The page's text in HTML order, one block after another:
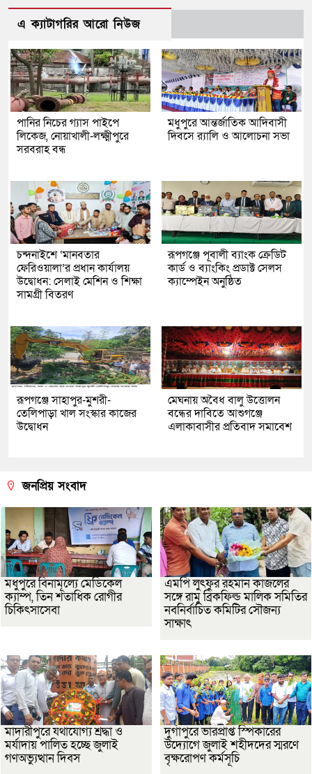
এ ক্যাটাগরির আরো নিউজ
পানির নিচের গ্যাস পাইপে
লিকেজ, নোয়াখালী-লক্ষ্মীপুরে
সরবরাহ বন্ধ
মধুপুরে আন্তর্জাতিক আদিবাসী
দিবসে র‍্যালি ও আলোচনা সভা
চন্দনাইশে ‘মানবতার
ফেরিওয়ালা’র প্রধান কার্যালয়
উদ্বোধন: সেলাই মেশিন ও শিক্ষা
সামগ্রী বিতরণ
রূপগঞ্জে পূবালী ব্যাংক ক্রেডিট
কার্ড ও ব্যাংকিং প্রডাক্ট সেলস
ক্যাম্পেইন অনুষ্ঠিত
রূপগঞ্জে সাহাপুর-মুশরী-
তেলিপাড়া খাল সংস্কার কাজের
উদ্বোধন
মেঘনায় অবৈধ বালু উত্তোলন
বন্ধের দাবিতে আশুগঞ্জে
এলাকাবাসীর প্রতিবাদ সমাবেশ
জনপ্রিয় সংবাদ
মধুপুরে বিনামূল্যে মেডিকেল
ক্যাম্প, তিন শতাধিক রোগীর
চিকিৎসাসেবা
এমপি লুৎফুর রহমান কাজলের
সঙ্গে রামু ব্রিকফিল্ড মালিক সমিতির
নবনির্বাচিত কমিটির সৌজন্য
সাক্ষাৎ
মাদারীপুরে যথাযোগ্য শ্রদ্ধা ও
মর্যাদায় পালিত হচ্ছে জুলাই
গণঅভ্যুত্থান দিবস
দুর্গাপুরে ভারপ্রাপ্ত স্পিকারের
উদ্যোগে জুলাই শহীদদের স্মরণে
বৃক্ষরোপণ কর্মসূচি